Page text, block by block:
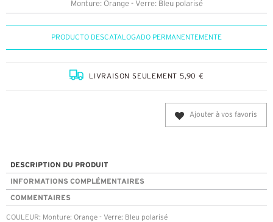
Monture: Orange - Verre: Bleu polarisé
PRODUCTO DESCATALOGADO PERMANENTEMENTE
LIVRAISON SEULEMENT 5,90 €
Ajouter à vos favoris
DESCRIPTION DU PRODUIT
INFORMATIONS COMPLÉMENTAIRES
COMMENTAIRES
COULEUR: Monture: Orange - Verre: Bleu polarisé